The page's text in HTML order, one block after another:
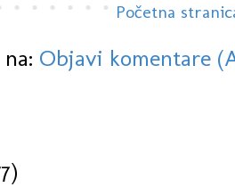
Početna
Objavi komentare